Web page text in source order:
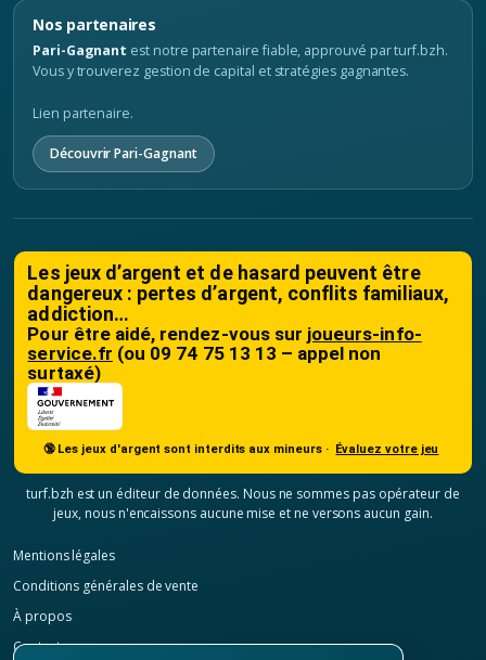
Nos partenaires
Pari-Gagnant est notre partenaire fiable, approuvé par turf.bzh.
Vous y trouverez gestion de capital et stratégies gagnantes.
Lien partenaire.
Découvrir Pari-Gagnant
Les jeux d’argent et de hasard peuvent être
dangereux : pertes d’argent, conflits familiaux,
addiction…
Pour être aidé, rendez-vous sur joueurs-info-
service.fr (ou 09 74 75 13 13 – appel non
surtaxé)
🔞 Les jeux d'argent sont interdits aux mineurs · Évaluez votre jeu
turf.bzh est un éditeur de données. Nous ne sommes pas opérateur de
jeux, nous n'encaissons aucune mise et ne versons aucun gain.
Mentions légales
Conditions générales de vente
À propos
Contact